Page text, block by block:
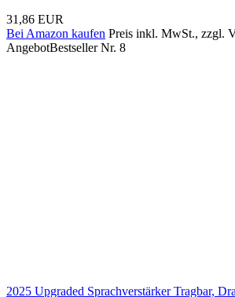
31,86 EUR
Bei Amazon kaufen Preis inkl. MwSt., zzgl.
AngebotBestseller Nr. 8
2025 Upgraded Sprachverstärker Tragbar,